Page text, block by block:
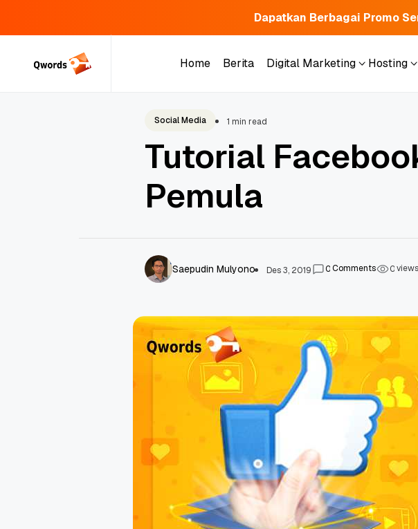
Dapatkan Berbagai Promo
Home
Berita
Digital Marketing
Hosting
Social Media 1 min read
Tutorial
Pemula
Saepudin Mulyono Des 3, 2019 0Comments 0views